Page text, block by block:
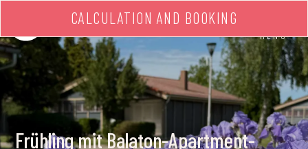
MENU
CALCULATION AND BOOKING
Frühling mit Balaton-Apartment-